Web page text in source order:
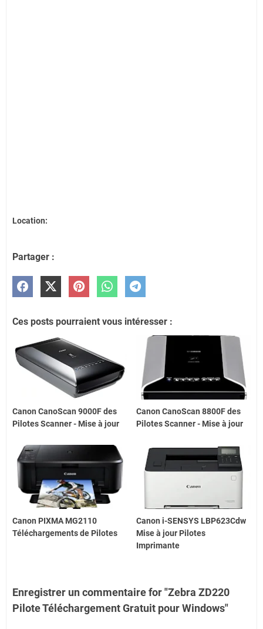
Location:
Partager :
Ces posts pourraient vous intéresser :
Canon CanoScan 9000F des
Pilotes Scanner - Mise à jour
Canon CanoScan 8800F des
Pilotes Scanner - Mise à jour
Canon PIXMA MG2110
Téléchargements de Pilotes
Canon i-SENSYS LBP623Cdw
Mise à jour Pilotes
Imprimante
Enregistrer un commentaire for "Zebra ZD220
Pilote Téléchargement Gratuit pour Windows"